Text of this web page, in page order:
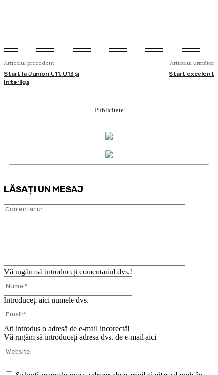
Articolul precedent
Start la Juniori U11, U13 și
Interliga
Articolul următor
Start excelent
Publicitate
LĂSAȚI UN MESAJ
Vă rugăm să introduceți comentariul dvs.!
Introduceți aici numele dvs.
Ați introdus o adresă de e-mail incorectă!
Vă rugăm să introduceți adresa dvs. de e-mail aici